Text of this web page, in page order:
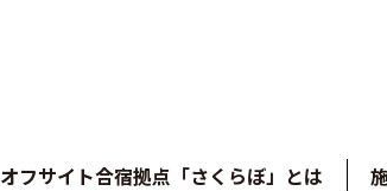
オフサイト合宿拠点「さくらぼ」とは